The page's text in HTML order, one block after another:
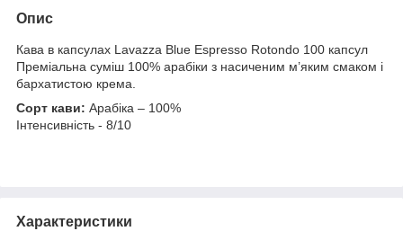
Опис
Кава в капсулах Lavazza Blue Espresso Rotondo 100 капсул
Преміальна суміш 100% арабіки з насиченим м’яким смаком і
бархатистою крема.
Сорт кави: Арабіка – 100%
Інтенсивність - 8/10
Характеристики